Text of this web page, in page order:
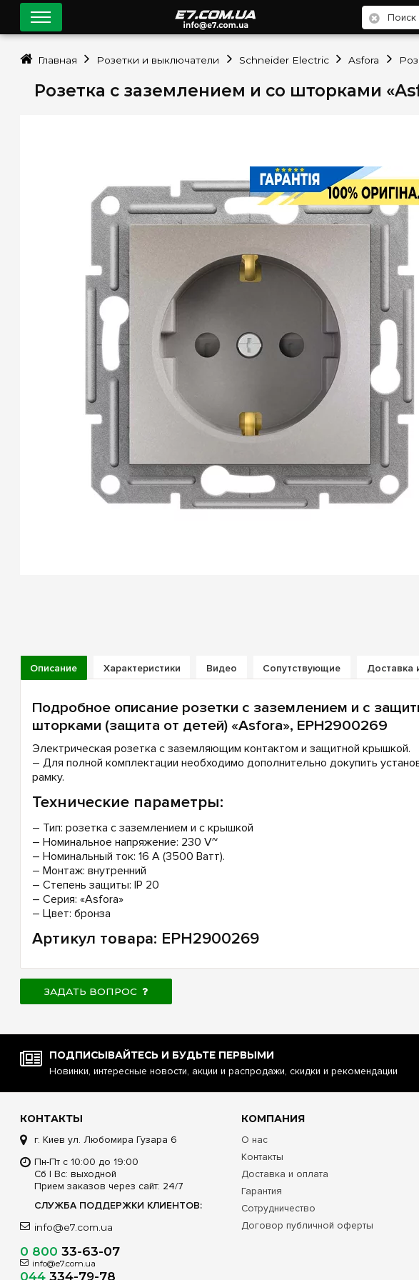
Розетка с заземлением и со шторками
Описание Характеристики Видео Сопутствующие Доставка
Подробное описание розетки с заземлением и с
шторками (защита от детей) «Asfora», EPH2900269
Электрическая розетка с заземляющим контактом и защитной крышкой.
– Для полной комплектации необходимо дополнительно докупить
рамку.
Технические параметры:
– Тип: розетка с заземлением и с крышкой
– Номинальное напряжение: 230 V~
– Номинальный ток: 16 А (3500 Ватт).
– Монтаж: внутренний
– Степень защиты: IP 20
– Серия: «Asfora»
– Цвет: бронза
Артикул товара: EPH2900269
ЗАДАТЬ ВОПРОС
Главная Розетки и выключатели Schneider Electric Asfora
ПОДПИСЫВАЙТЕСЬ И БУДЬТЕ ПЕРВЫМИ
Новинки, интересные новости, акции и распродажи, скидки и рекомендации
КОНТАКТЫ
г. Киев ул. Любомира Гузара 6
Пн-Пт с 10:00 до 19:00
Сб | Вс: выходной
Прием заказов через сайт: 24/7
СЛУЖБА ПОДДЕРЖКИ КЛИЕНТОВ:
info@e7.com.ua
0 800 33-63-07
info@e7.com.ua
044334-79-78
КОМПАНИЯ
О нас
Контакты
Доставка и оплата
Гарантия
Сотрудничество
Договор публичной оферты